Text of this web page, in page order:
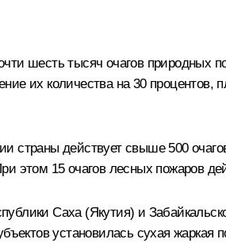
шесть тысяч очагов природных
их количества на 30 процентов,
страны действует свыше 500
этом 15 очагов лесных пожаров
Саха (Якутия) и
установилась сухая жаркая